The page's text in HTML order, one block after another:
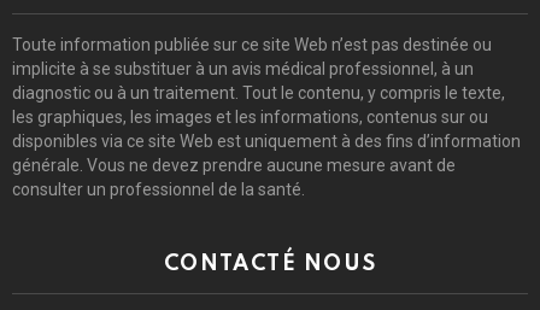
Toute information publiée sur ce site Web n’est pas destinée ou
implicite à se substituer à un avis médical professionnel, à un
diagnostic ou à un traitement. Tout le contenu, y compris le texte,
les graphiques, les images et les informations, contenus sur ou
disponibles via ce site Web est uniquement à des fins d’information
générale. Vous ne devez prendre aucune mesure avant de
consulter un professionnel de la santé.
CONTACTÉ NOUS